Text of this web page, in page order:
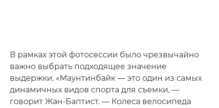
В рамках этой фотосессии было чрезвычайно
важно выбрать подходящее значение
выдержки. «Маунтинбайк — это один из самых
динамичных видов спорта для съемки, —
говорит Жан-Баптист. — Колеса велосипеда